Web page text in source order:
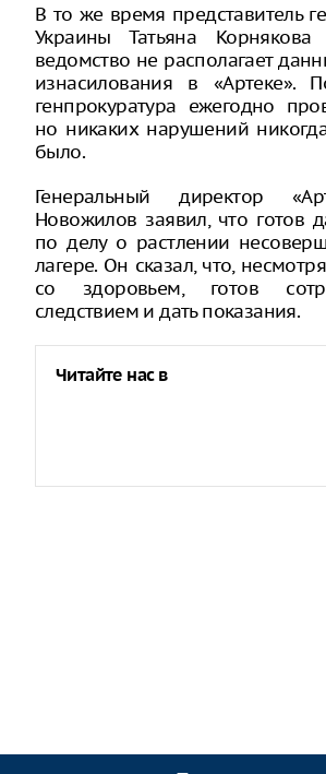
В то же время представитель
Украины Татьяна Корнякова
ведомство не располагает
изнасилования в «Артеке».
генпрокуратура ежегодно
но никаких нарушений
было.
Генеральный директор
Новожилов заявил, что готов
по делу о растлении
лагере. Он сказал, что,
со здоровьем, готов
следствием и дать показания.
Читайте нас в